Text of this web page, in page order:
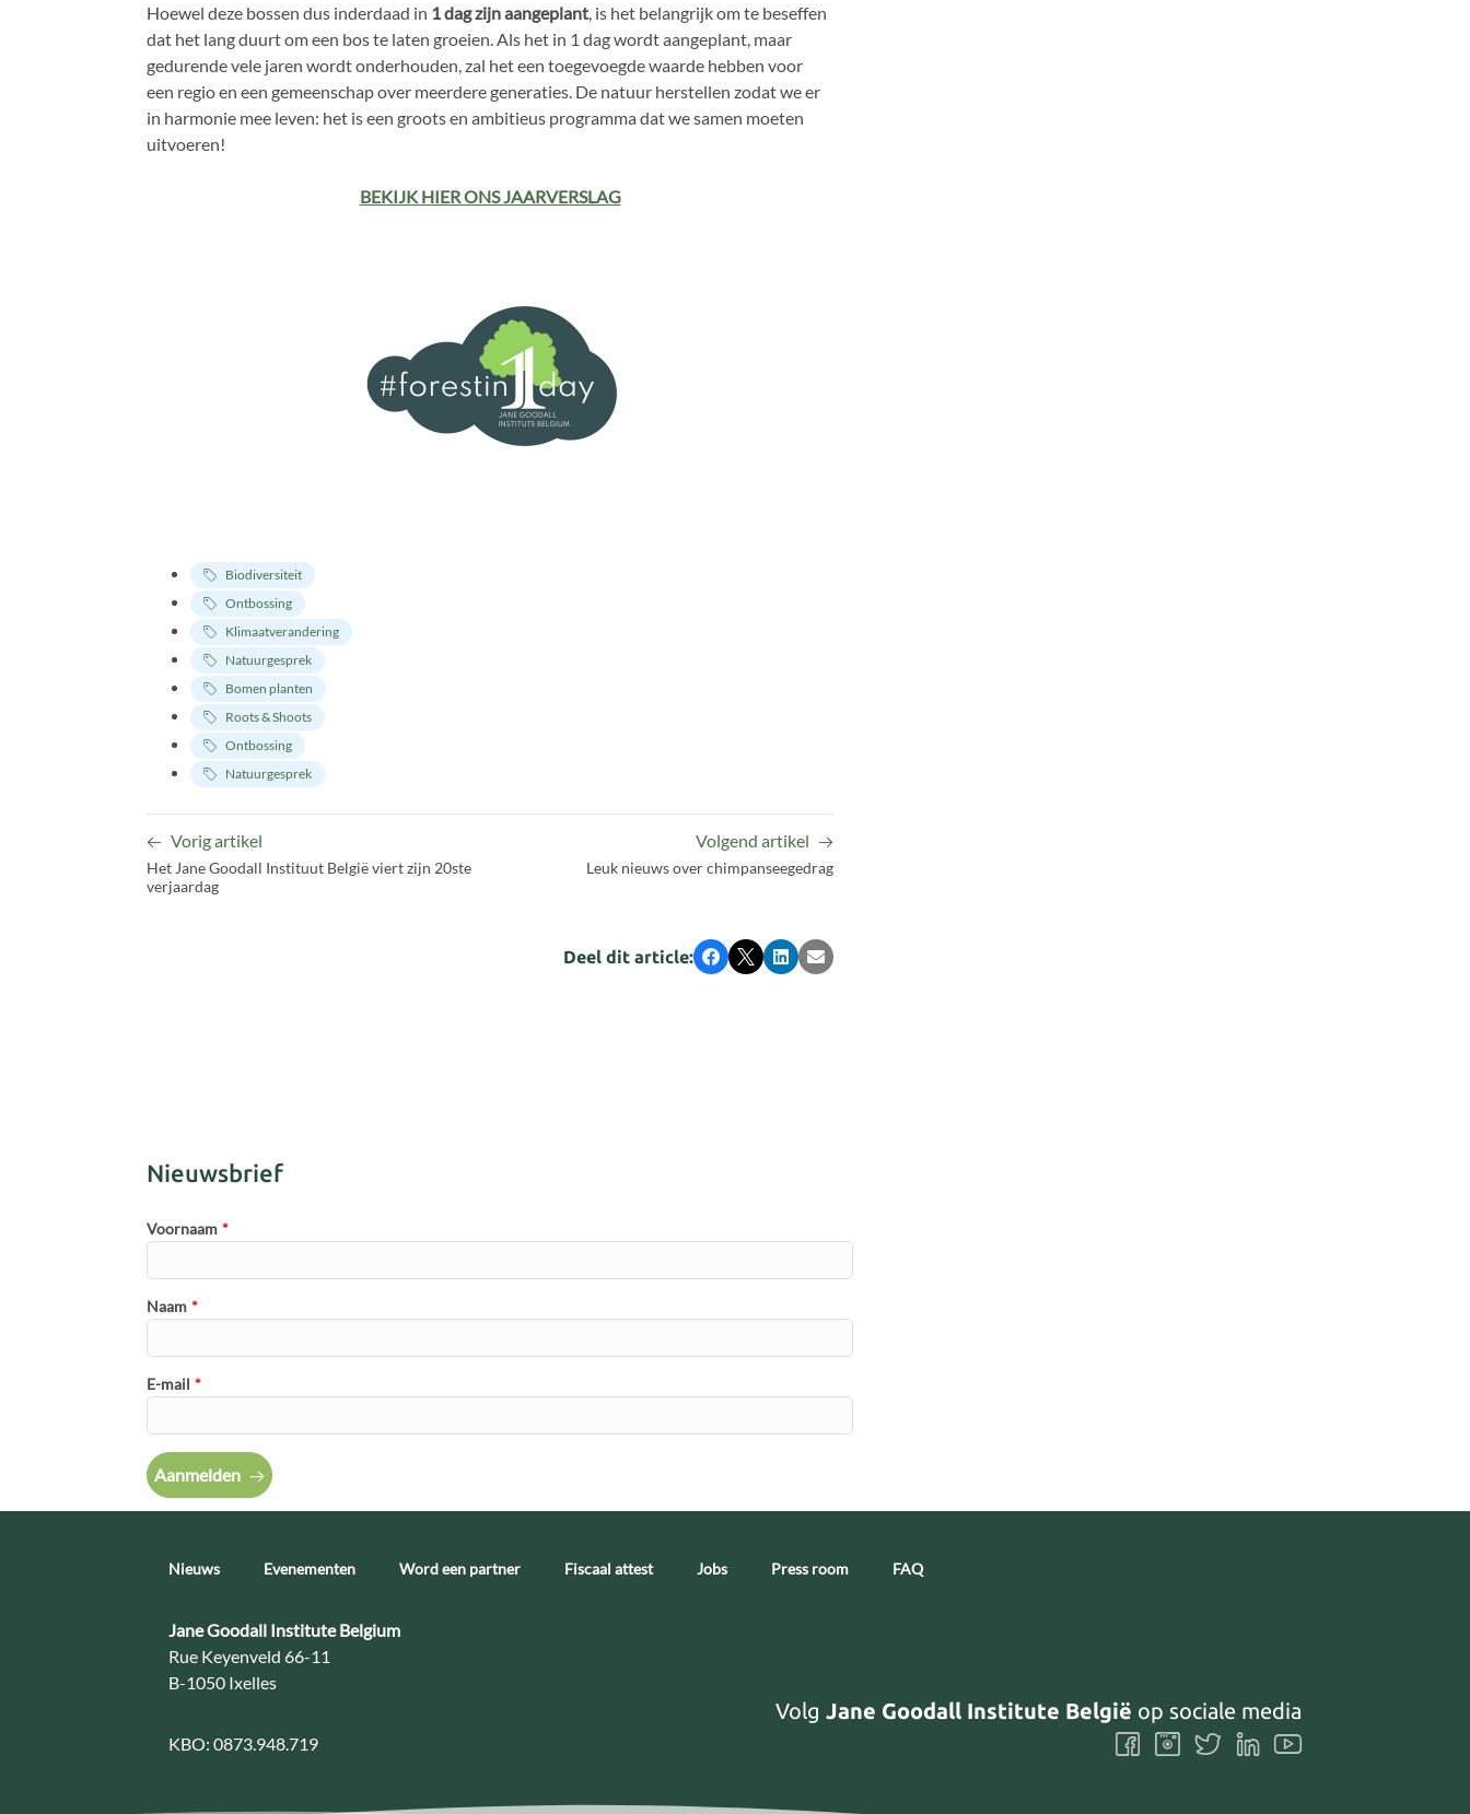
Hoewel deze bossen dus inderdaad in 1 dag zijn aangeplant, is het belangrijk om te beseffen
dat het lang duurt om een bos te laten groeien. Als het in 1 dag wordt aangeplant, maar
gedurende vele jaren wordt onderhouden, zal het een toegevoegde waarde hebben voor
een regio en een gemeenschap over meerdere generaties. De natuur herstellen zodat we er
in harmonie mee leven: het is een groots en ambitieus programma dat we samen moeten
uitvoeren!
BEKIJK HIER ONS JAARVERSLAG
Biodiversiteit
Ontbossing
Klimaatverandering
Natuurgesprek
Bomen planten
Roots & Shoots
Ontbossing
Natuurgesprek
Vorig artikel
Het Jane Goodall Instituut België viert zijn 20ste
verjaardag
Volgend artikel
Leuk nieuws over chimpanseegedrag
Deel dit article: Facebook
X LinkedInE-mail
Nieuwsbrief
Voornaam *
Naam *
E-mail *
Aanmelden
Nieuws Evenementen Word een partner Fiscaal attest Jobs Press room FAQ
Contact:
Jane Goodall Institute Belgium
Adres:
Rue Keyenveld 66-11
B-1050 Ixelles
KBO: 0873.948.719
VolgJane Goodall Institute België op sociale media
Volg
ons
Volg Volg
ons
Volg Volg